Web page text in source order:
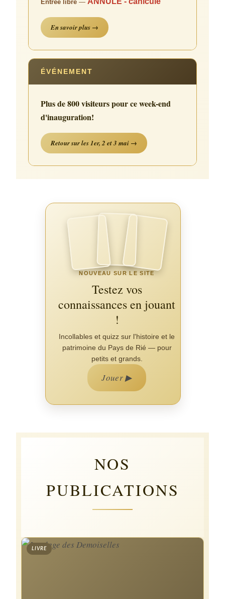
Entrée libre —
En savoir plus →
ÉVÉNEMENT
Plus de 800 visiteurs pour ce week-end
d'inauguration!
Retour sur les 1er, 2 et 3 mai →
NOUVEAU SUR LE SITE
Testez vos
connaissances en jouant
!
Incollables et quizz sur l'histoire et le
patrimoine du Pays de Rié — pour
petits et grands.
Jouer ▶
NOS
PUBLICATIONS
LIVRE